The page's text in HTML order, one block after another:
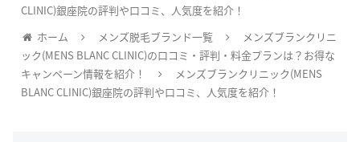
CLINIC)銀座院の評判や口コミ、人気度を紹介！
ホーム
メンズ脱毛ブランド一覧
メンズブランクリニ
ック(MENS BLANC CLINIC)の口コミ・評判・料金プランは？お得な
キャンペーン情報を紹介！
メンズブランクリニック(MENS
BLANC CLINIC)銀座院の評判や口コミ、人気度を紹介！